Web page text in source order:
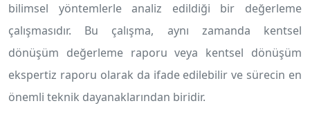
bilimsel yöntemlerle analiz edildiği bir değerleme
çalışmasıdır. Bu çalışma, aynı zamanda kentsel
dönüşüm değerleme raporu veya kentsel dönüşüm
ekspertiz raporu olarak da ifade edilebilir ve sürecin en
önemli teknik dayanaklarından biridir.